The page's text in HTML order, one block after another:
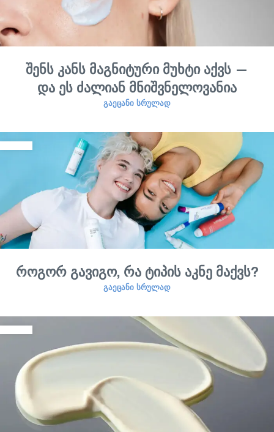
შენს კანს მაგნიტური მუხტი აქვს —
და ეს ძალიან მნიშვნელოვანია
ᲒᲐᲔᲪᲐᲜᲘ ᲡᲠᲣᲚᲐᲓ
როგორ გავიგო, რა ტიპის აკნე მაქვს?
ᲒᲐᲔᲪᲐᲜᲘ ᲡᲠᲣᲚᲐᲓ